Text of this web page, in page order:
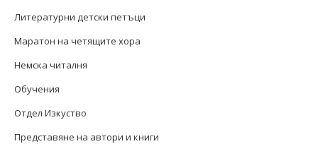
Литературни детски петъци
Маратон на четящите хора
Немска читалня
Обучения
Отдел Изкуство
Представяне на автори и книги